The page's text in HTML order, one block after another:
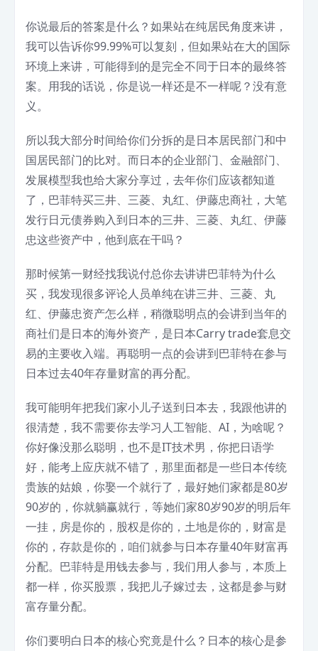
你说最后的答案是什么？如果站在纯居民角度来讲，
我可以告诉你99.99%可以复刻，但如果站在大的国际
环境上来讲，可能得到的是完全不同于日本的最终答
案。用我的话说，你是说一样还是不一样呢？没有意
义。
所以我大部分时间给你们分拆的是日本居民部门和中
国居民部门的比对。而日本的企业部门、金融部门、
发展模型我也给大家分享过，去年你们应该都知道
了，巴菲特买三井、三菱、丸红、伊藤忠商社，大笔
发行日元债券购入到日本的三井、三菱、丸红、伊藤
忠这些资产中，他到底在干吗？
那时候第一财经找我说付总你去讲讲巴菲特为什么
买，我发现很多评论人员单纯在讲三井、三菱、丸
红、伊藤忠资产怎么样，稍微聪明点的会讲到当年的
商社们是日本的海外资产，是日本Carry trade套息交
易的主要收入端。再聪明一点的会讲到巴菲特在参与
日本过去40年存量财富的再分配。
我可能明年把我们家小儿子送到日本去，我跟他讲的
很清楚，我不需要你去学习人工智能、AI，为啥呢？
你好像没那么聪明，也不是IT技术男，你把日语学
好，能考上应庆就不错了，那里面都是一些日本传统
贵族的姑娘，你娶一个就行了，最好她们家都是80岁
90岁的，你就躺赢就行，等她们家80岁90岁的明后年
一挂，房是你的，股权是你的，土地是你的，财富是
你的，存款是你的，咱们就参与日本存量40年财富再
分配。巴菲特是用钱去参与，我们用人参与，本质上
都一样，你买股票，我把儿子嫁过去，这都是参与财
富存量分配。
你们要明白日本的核心究竟是什么？日本的核心是参